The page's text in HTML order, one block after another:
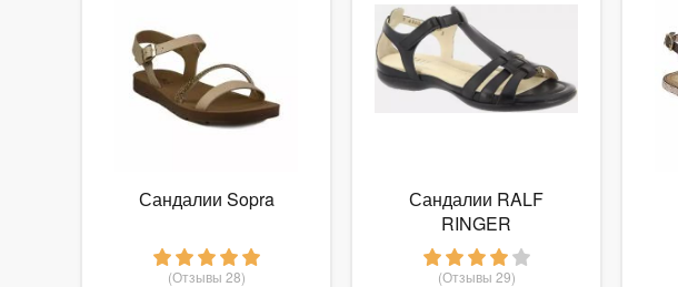
Сандалии Sopra
(Отзывы 28)
Сандалии RALF
RINGER
(Отзывы 29)